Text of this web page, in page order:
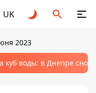
UK
2023
куб воды: в Днепре